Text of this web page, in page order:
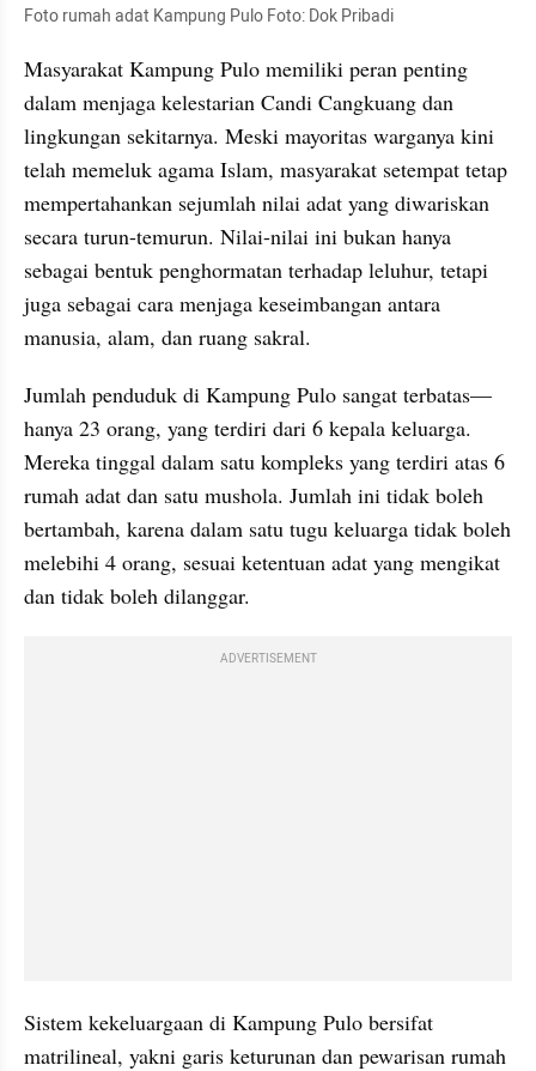
Foto rumah adat Kampung Pulo Foto: Dok Pribadi
Masyarakat Kampung Pulo memiliki peran penting
dalam menjaga kelestarian Candi Cangkuang dan
lingkungan sekitarnya. Meski mayoritas warganya kini
telah memeluk agama Islam, masyarakat setempat tetap
mempertahankan sejumlah nilai adat yang diwariskan
secara turun-temurun. Nilai-nilai ini bukan hanya
sebagai bentuk penghormatan terhadap leluhur, tetapi
juga sebagai cara menjaga keseimbangan antara
manusia, alam, dan ruang sakral.
Jumlah penduduk di Kampung Pulo sangat terbatas—
hanya 23 orang, yang terdiri dari 6 kepala keluarga.
Mereka tinggal dalam satu kompleks yang terdiri atas 6
rumah adat dan satu mushola. Jumlah ini tidak boleh
bertambah, karena dalam satu tugu keluarga tidak boleh
melebihi 4 orang, sesuai ketentuan adat yang mengikat
dan tidak boleh dilanggar.
ADVERTISEMENT
Sistem kekeluargaan di Kampung Pulo bersifat
matrilineal, yakni garis keturunan dan pewarisan rumah